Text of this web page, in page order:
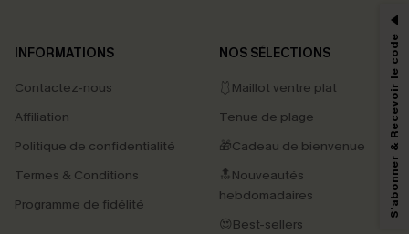
INFORMATIONS
Contactez-nous
Affiliation
Politique de confidentialité
Termes & Conditions
Programme de fidélité
NOS SÉLECTIONS
🩱Maillot ventre plat
Tenue de plage
🎁Cadeau de bienvenue
🔝Nouveautés
hebdomadaires
😍Best-sellers
marketing (y compris du contenu généré par l'IA) de Cupshe et
pouvons utiliser les données collectées sur notre site ainsi que des
savoir si ceux-ci ont été ouverts, de mesurer votre engagement, de
personnaliser nos contenus et nos offres, et de vous recommander des
produits susceptibles de vous intéresser, conformément à notre
Politique de
. Vous pouvez vous désabonner à tout moment.
S'abonner & Recevoir le code